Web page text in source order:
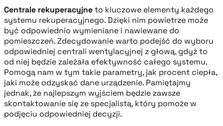
Centrale rekuperacyjneto kluczowe elementy każdego
systemu rekuperacyjnego. Dzięki nim powietrze może
być odpowiednio wymieniane i nawiewane do
pomieszczeń. Zdecydowanie warto podejść do wyboru
odpowiedniej centrali wentylacyjnej z głową, gdyż to
od niej będzie zależała efektywność całego systemu.
Pomogą nam w tym takie parametry, jak procent ciepła,
jaki może odzyskać dane urządzenie. Pamiętajmy
jednak, że najlepszym wyjściem będzie zawsze
skontaktowanie się ze specjalistą, który pomoże w
podjęciu odpowiedniej decyzji.